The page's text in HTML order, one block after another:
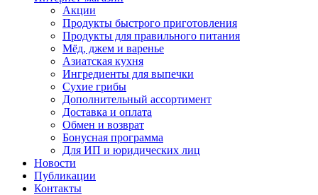
Акции
Продукты быстрого приготовления
Продукты для правильного питания
Мёд, джем и варенье
Азиатская кухня
Ингредиенты для выпечки
Сухие грибы
Дополнительный ассортимент
Доставка и оплата
Обмен и возврат
Бонусная программа
Для ИП и юридических лиц
Новости
Публикации
Контакты